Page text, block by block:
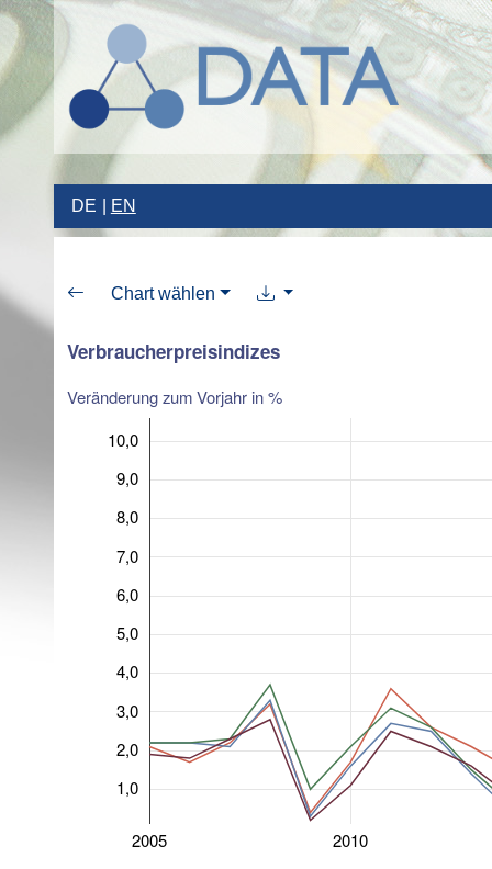
DE EN
Chart wählen
Verbraucherpreisindizes
Veränderung zum Vorjahr in %
2005 2010
1,0
2,0
3,0
4,0
5,0
6,0
7,0
8,0
9,0
10,0